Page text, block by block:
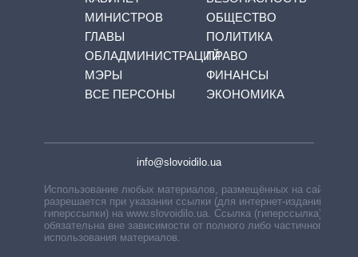
МИНИСТРОВ
ГЛАВЫ
ОБЛАДМИНИСТРАЦИЙ
МЭРЫ
ВСЕ ПЕРСОНЫ
ОБЩЕСТВО
ПОЛИТИКА
ПРАВО
ФИНАНСЫ
ЭКОНОМИКА
info@slovoidilo.ua
Использование любых материалов, размещённых на сайте,
разрешается при указании ссылки (для интернет-изданий —
гиперссылки) на www.slovoidilo.ua. Ссылка (гиперссылка)
обязательна вне зависимости от полного либо частичного
использования материалов.